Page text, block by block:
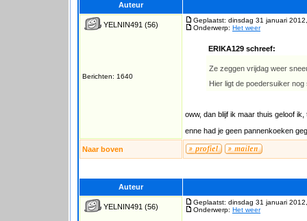
Auteur
YELNIN491 (56)
Berichten: 1640
Geplaatst: dinsdag 31 januari
Onderwerp: Het weer
ERIKA129 schreef:
Ze zeggen vrijdag weer
Hier ligt de poedersuiker
oww, dan blijf ik maar thuis geloof
enne had je geen pannenkoeken
Naar boven
Auteur
YELNIN491 (56)
Geplaatst: dinsdag 31 januari
Onderwerp: Het weer